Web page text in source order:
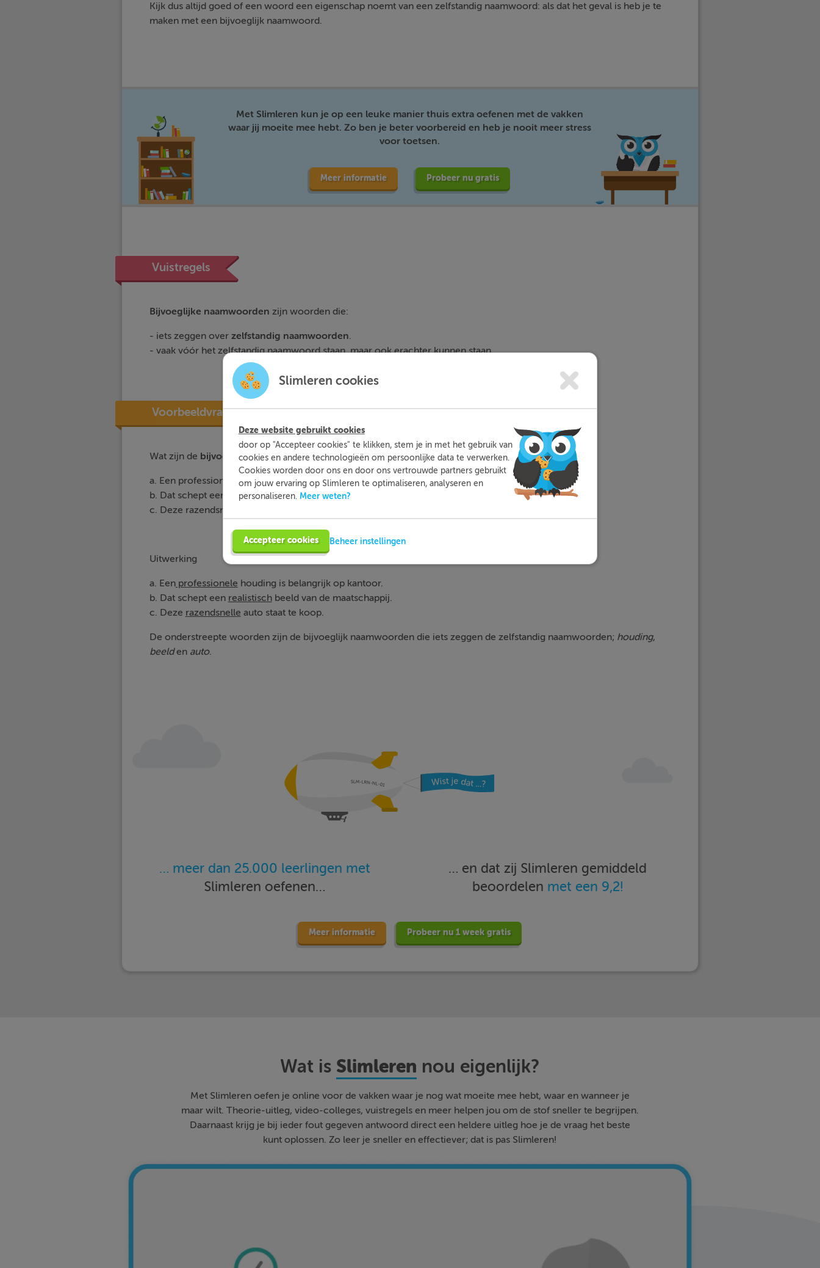
Kijk dus altijd goed of een woord een eigenschap noemt van een zelfstandig naamwoord: als dat het geval is heb je te
maken met een bijvoeglijk naamwoord.
Met Slimleren kun je op een leuke manier thuis extra oefenen met de vakken
waar jij moeite mee hebt. Zo ben je beter voorbereid en heb je nooit meer stress
voor toetsen.
Meer informatie Probeer nu gratis
Vuistregels
Bijvoeglijke naamwoorden zijn woorden die:
- iets zeggen over zelfstandig naamwoorden.
- vaak vóór het zelfstandig naamwoord staan, maar ook erachter kunnen staan.
Voorbeeldvraag
Wat zijn de bijvoeglijk naamwoordenin de volgende zinnen?
a. Een professionele houding is belangrijk op kantoor.
b. Dat schept een realistisch beeld van de maatschappij.
c. Deze razendsnelle auto staat te koop.
Uitwerking
a. Eenprofessionele houding is belangrijk op kantoor.
b. Dat schept een realistischbeeld van de maatschappij.
c. Deze razendsnelle auto staat te koop.
De onderstreepte woorden zijn de bijvoeglijk naamwoorden die iets zeggen de zelfstandig naamwoorden; houding,
beeld en auto.
… meer dan 25.000 leerlingen met
Slimleren oefenen…
… en dat zij Slimleren gemiddeld
beoordelen met een 9,2!
Meer informatie Probeer nu 1 week gratis
Wat is Slimleren nou eigenlijk?
Met Slimleren oefen je online voor de vakken waar je nog wat moeite mee hebt, waar en wanneer je
maar wilt. Theorie-uitleg, video-colleges, vuistregels en meer helpen jou om de stof sneller te begrijpen.
Daarnaast krijg je bij ieder fout gegeven antwoord direct een heldere uitleg hoe je de vraag het beste
kunt oplossen. Zo leer je sneller en effectiever; dat is pas Slimleren!
Slimleren cookies
Deze website gebruikt cookies
door op "Accepteer cookies" te klikken, stem je in met het gebruik van
cookies en andere technologieën om persoonlijke data te verwerken.
Cookies worden door ons en door ons vertrouwde partners gebruikt
om jouw ervaring op Slimleren te optimaliseren, analyseren en
personaliseren. Meer weten?
Accepteer cookies Beheer instellingen